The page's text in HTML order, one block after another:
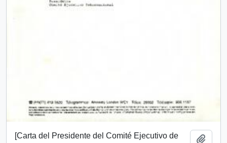
[Carta del Presidente del Comité Ejecutivo de